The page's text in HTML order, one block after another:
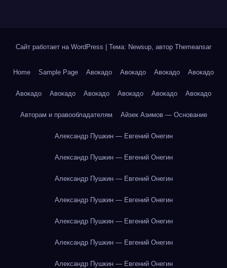
Сайт работает на WordPress Тема: Newsup, автор Themeansar
Home Sample Page Авокадо Авокадо Авокадо Авокадо
Авокадо Авокадо Авокадо Авокадо Авокадо Авокадо
Авторам и правообладателям Айзек Азимов — Основание
Александр Пушкин — Евгений Онегин
Александр Пушкин — Евгений Онегин
Александр Пушкин — Евгений Онегин
Александр Пушкин — Евгений Онегин
Александр Пушкин — Евгений Онегин
Александр Пушкин — Евгений Онегин
Александр Пушкин — Евгений Онегин